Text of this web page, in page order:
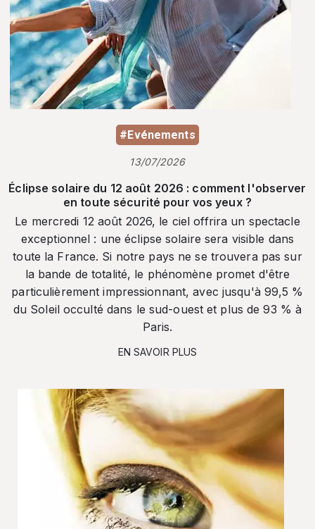
#Evénements
13/07/2026
Éclipse solaire du 12 août 2026 : comment l'observer
en toute sécurité pour vos yeux ?
Le mercredi 12 août 2026, le ciel offrira un spectacle
exceptionnel : une éclipse solaire sera visible dans
toute la France. Si notre pays ne se trouvera pas sur
la bande de totalité, le phénomène promet d'être
particulièrement impressionnant, avec jusqu'à 99,5 %
du Soleil occulté dans le sud-ouest et plus de 93 % à
Paris.
EN SAVOIR PLUS